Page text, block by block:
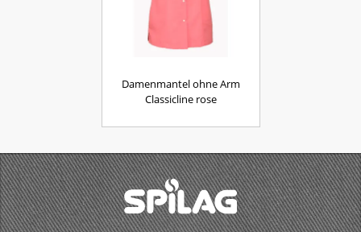
Damenmantel ohne Arm
Classicline rose